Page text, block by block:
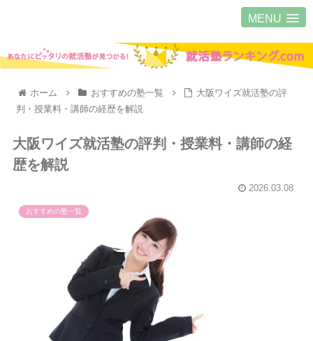
MENU
ホーム おすすめの塾一覧
大阪ワイズ就活塾の評
判・授業料・講師の経歴を解説
大阪ワイズ就活塾の評判・授業料・講師の経
歴を解説
2026.03.08
おすすめの塾一覧